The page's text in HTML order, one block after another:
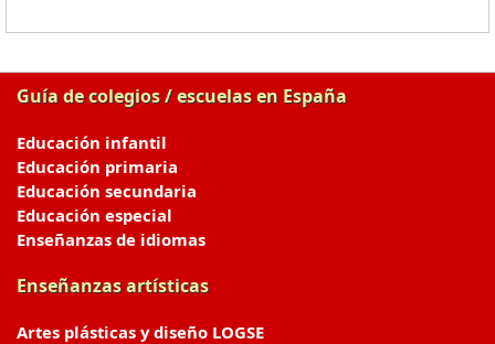
Guía de colegios / escuelas en España
Educación infantil
Educación primaria
Educación secundaria
Educación especial
Enseñanzas de idiomas
Enseñanzas artísticas
Artes plásticas y diseño LOGSE